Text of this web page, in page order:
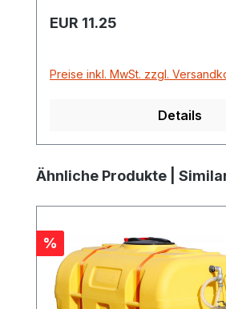
Regulärer Preis:
EUR 11.25
Preise inkl. MwSt. zzgl.
Details
Produktgalerie überspringen
Ähnliche Produkte |
Rabatt
%